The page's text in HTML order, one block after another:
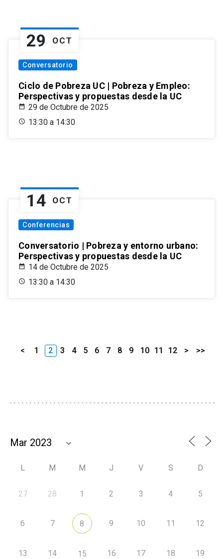
29 OCT
Conversatorio
Ciclo de Pobreza UC | Pobreza y Empleo:
Perspectivas y propuestas desde la UC
29 de Octubre de 2025
13:30 a 14:30
14 OCT
Conferencias
Conversatorio | Pobreza y entorno urbano:
Perspectivas y propuestas desde la UC
14 de Octubre de 2025
13:30 a 14:30
< 1 2 3 4 5 6 7 8 9 10 11 12 > >>
L M M J V S D
27 28 1 2 3 4 5
6 7 8 9 10 11 12
13 14 15 16 17 18 19